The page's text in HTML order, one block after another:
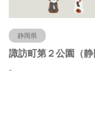
静岡県
-